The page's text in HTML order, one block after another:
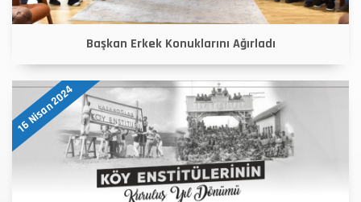
Başkan Erkek Konuklarını Ağırladı
16 Nisan 2024